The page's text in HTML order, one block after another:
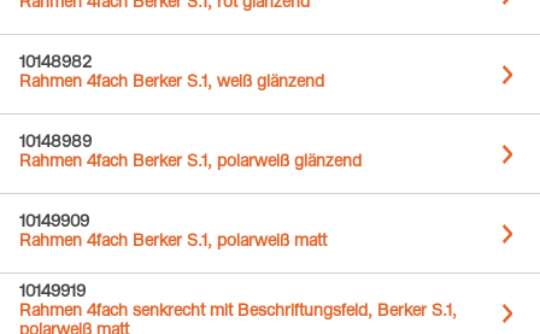
Rahmen 4fach Berker S.1, rot glänzend
10148982
Rahmen 4fach Berker S.1, weiß glänzend
10148989
Rahmen 4fach Berker S.1, polarweiß glänzend
10149909
Rahmen 4fach Berker S.1, polarweiß matt
10149919
Rahmen 4fach senkrecht mit Beschriftungsfeld, Berker S.1,